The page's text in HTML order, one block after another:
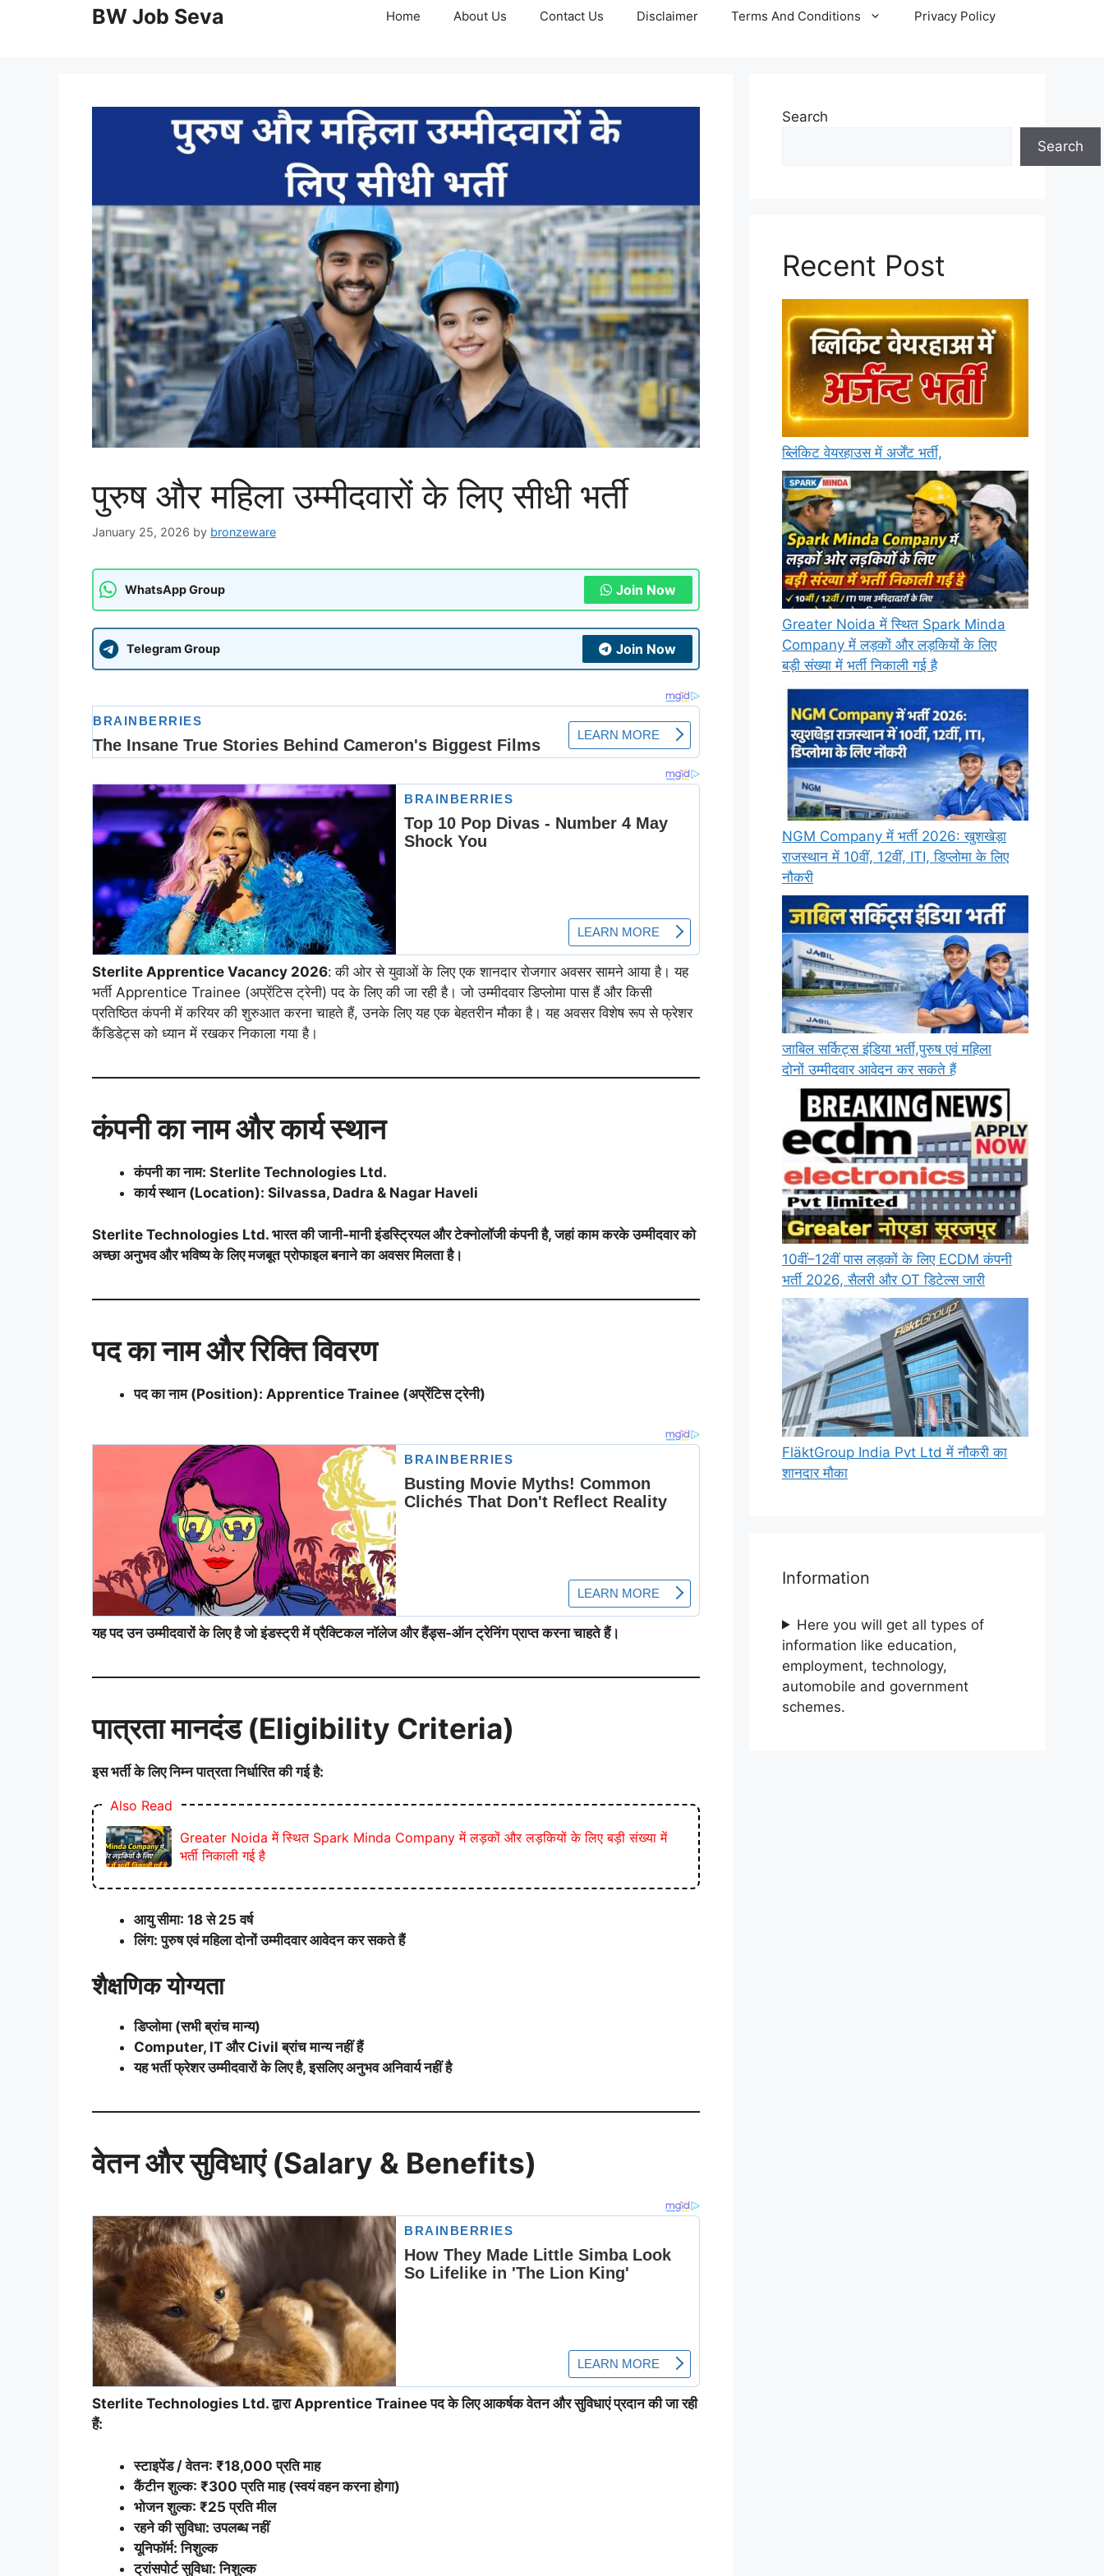
BW Job Seva Home About Us Contact Us Disclaimer Terms And Conditions Privacy Policy
पुरुष और महिला उम्मीदवारों के लिए सीधी भर्ती
January 25, 2026 by bronzeware
WhatsApp Group Join Now
Telegram Group Join Now
Sterlite Apprentice Vacancy 2026: की ओर से युवाओं के लिए एक शानदार रोजगार अवसर सामने आया है। यह
भर्ती Apprentice Trainee (अप्रेंटिस ट्रेनी) पद के लिए की जा रही है। जो उम्मीदवार डिप्लोमा पास हैं और किसी
प्रतिष्ठित कंपनी में करियर की शुरुआत करना चाहते हैं, उनके लिए यह एक बेहतरीन मौका है। यह अवसर विशेष रूप से फ्रेशर
कैंडिडेट्स को ध्यान में रखकर निकाला गया है।
कंपनी का नाम और कार्य स्थान
कंपनी का नाम: Sterlite Technologies Ltd.
कार्य स्थान (Location): Silvassa, Dadra & Nagar Haveli
Sterlite Technologies Ltd. भारत की जानी-मानी इंडस्ट्रियल और टेक्नोलॉजी कंपनी है, जहां काम करके उम्मीदवार को
अच्छा अनुभव और भविष्य के लिए मजबूत प्रोफाइल बनाने का अवसर मिलता है।
पद का नाम और रिक्ति विवरण
पद का नाम (Position): Apprentice Trainee (अप्रेंटिस ट्रेनी)
यह पद उन उम्मीदवारों के लिए है जो इंडस्ट्री में प्रैक्टिकल नॉलेज और हैंड्स-ऑन ट्रेनिंग प्राप्त करना चाहते हैं।
पात्रता मानदंड (Eligibility Criteria)
इस भर्ती के लिए निम्न पात्रता निर्धारित की गई है:
Also Read
Greater Noida में स्थित Spark Minda Company में लड़कों और लड़कियों के लिए बड़ी संख्या में
भर्ती निकाली गई है
आयु सीमा: 18 से 25 वर्ष
लिंग: पुरुष एवं महिला दोनों उम्मीदवार आवेदन कर सकते हैं
शैक्षणिक योग्यता
डिप्लोमा (सभी ब्रांच मान्य)
Computer, IT और Civil ब्रांच मान्य नहीं हैं
यह भर्ती फ्रेशर उम्मीदवारों के लिए है, इसलिए अनुभव अनिवार्य नहीं है
वेतन और सुविधाएं (Salary & Benefits)
Sterlite Technologies Ltd. द्वारा Apprentice Trainee पद के लिए आकर्षक वेतन और सुविधाएं प्रदान की जा रही
हैं:
स्टाइपेंड / वेतन: ₹18,000 प्रति माह
कैंटीन शुल्क: ₹300 प्रति माह (स्वयं वहन करना होगा)
भोजन शुल्क: ₹25 प्रति मील
रहने की सुविधा: उपलब्ध नहीं
यूनिफॉर्म: निशुल्क
ट्रांसपोर्ट सुविधा: निशुल्क
Search
Search
Recent Post
ब्लिंकिट वेयरहाउस में अर्जेंट भर्ती,
Greater Noida में स्थित Spark Minda
Company में लड़कों और लड़कियों के लिए
बड़ी संख्या में भर्ती निकाली गई है
NGM Company में भर्ती 2026: खुशखेड़ा
राजस्थान में 10वीं, 12वीं, ITI, डिप्लोमा के लिए
नौकरी
जाबिल सर्किट्स इंडिया भर्ती,पुरुष एवं महिला
दोनों उम्मीदवार आवेदन कर सकते हैं
10वीं–12वीं पास लड़कों के लिए ECDM कंपनी
भर्ती 2026, सैलरी और OT डिटेल्स जारी
FläktGroup India Pvt Ltd में नौकरी का
शानदार मौका
Information
Here you will get all types of
information like education,
employment, technology,
automobile and government
schemes.